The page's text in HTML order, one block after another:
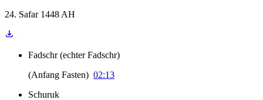
24. Safar 1448 AH
Fadschr (echter Fadschr)
(Anfang Fasten) 02:13
Schuruk